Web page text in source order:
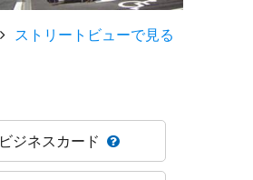
ストリートビューで見る
ビジネスカード